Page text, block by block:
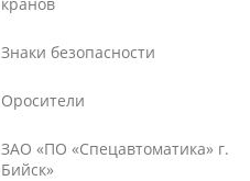
Знаки безопасности
Оросители
ЗАО «ПО «Спецавтоматика» г.
Бийск»